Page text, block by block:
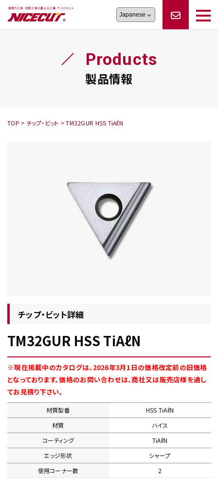
旋盤工具シリーズ
シリーズ
生産終了品
オーダー品依頼
フェイス・ショルダーシリーズかんたんオーダー
トラブルシューティング
ロックピンの逆ジメに注意
Products
製品情報
TOP > チップ・ビット >TM32GUR HSS TiAℓN
チップ・ビット詳細
TM32GUR HSS TiAℓN
※現在掲載中のカタログは、2026年3月1日の価格改定前の旧価格
となっております。価格のお問い合わせは、商社又は販売店様を通し
てお見積り下さい。
材質型番
HSS TiAℓN
材質
ハイス
コーティング
TiAℓN
エッジ形状
シャープ
使用コーナー数
2